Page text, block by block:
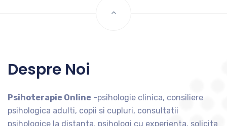
Despre Noi
Psihoterapie Online -psihologie clinica, consiliere
psihologica adulti, copii si cupluri, consultatii
psihologice la distanta, psihologi cu experienta, solicita